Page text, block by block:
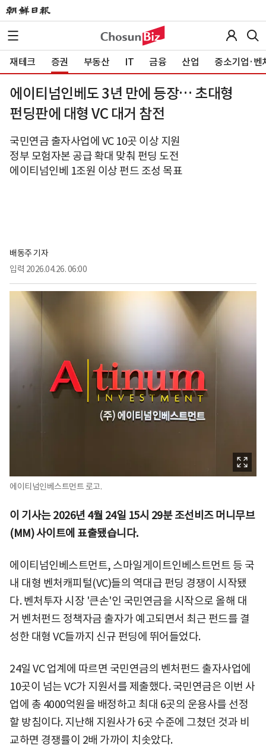
재테크 증권 부동산 IT 금융 산업 중소기업·벤
에이티넘인베도 3년 만에 등장… 초대형
펀딩판에 대형 VC 대거 참전
국민연금 출자사업에 VC 10곳 이상 지원
정부 모험자본 공급 확대 맞춰 펀딩 도전
에이티넘인베 1조원 이상 펀드 조성 목표
배동주 기자
입력 2026.04.26. 06:00
에이티넘인베스트먼트 로고.
이 기사는 2026년 4월 24일 15시 29분 조선비즈 머니무브
(MM) 사이트에 표출됐습니다.
에이티넘인베스트먼트, 스마일게이트인베스트먼트 등 국
내 대형 벤처캐피털(VC)들의 역대급 펀딩 경쟁이 시작됐
다. 벤처투자 시장 '큰손'인 국민연금을 시작으로 올해 대
거 벤처펀드 정책자금 출자가 예고되면서 최근 펀드를 결
성한 대형 VC들까지 신규 펀딩에 뛰어들었다.
24일 VC 업계에 따르면 국민연금의 벤처펀드 출자사업에
10곳이 넘는 VC가 지원서를 제출했다. 국민연금은 이번 사
업에 총 4000억원을 배정하고 최대 6곳의 운용사를 선정
할 방침이다. 지난해 지원사가 6곳 수준에 그쳤던 것과 비
교하면 경쟁률이 2배 가까이 치솟았다.